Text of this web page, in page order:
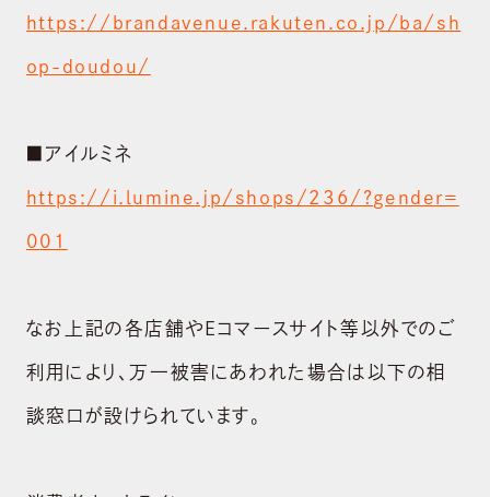
SUSTAINABILITY
サステナビリティ
RECRUIT
採用情報
https://brandavenue.rakuten.co.jp/ba/sh
op-doudou/
■アイルミネ
https://i.lumine.jp/shops/236/?gender=
001
なお上記の各店舗やEコマースサイト等以外でのご
利用により、万一被害にあわれた場合は以下の相
談窓口が設けられています。